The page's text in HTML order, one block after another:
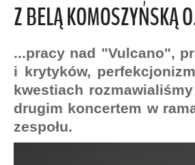
Z BELĄ KOMOSZYŃSKĄ
...pracy nad "Vulcano",
i krytyków,
kwestiach
drugim koncertem w
zespołu.